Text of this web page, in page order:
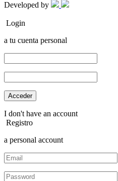
Developed by
Login
a tu cuenta personal
I don't have an account
Registro
a personal account